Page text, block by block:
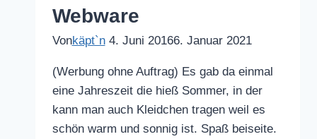
Webware
Vonkäpt`n 4. Juni 20166. Januar 2021
(Werbung ohne Auftrag) Es gab da einmal
eine Jahreszeit die hieß Sommer, in der
kann man auch Kleidchen tragen weil es
schön warm und sonnig ist. Spaß beiseite.